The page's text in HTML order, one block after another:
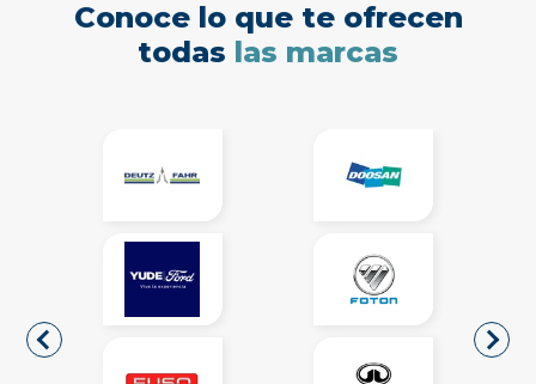
Conoce lo que te ofrecen
todas las marcas